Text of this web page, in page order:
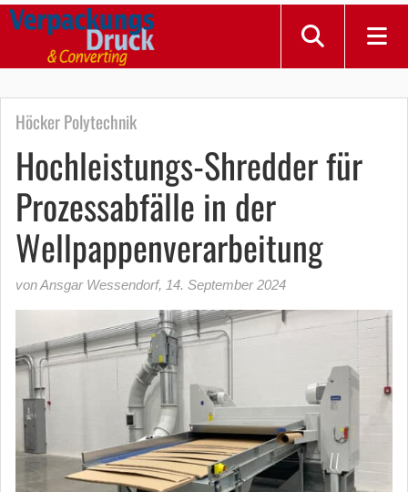
Höcker Polytechnik
Hochleistungs-Shredder für
Prozessabfälle in der
Wellpappenverarbeitung
von Ansgar Wessendorf, 14. September 2024